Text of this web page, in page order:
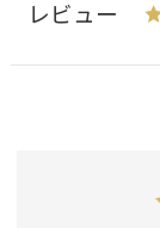
レビュー